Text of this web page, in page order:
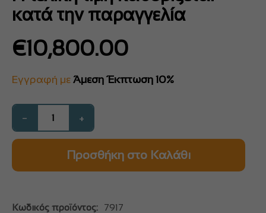
κατά την παραγγελία
€10,800.00
Εγγραφή με Άμεση Έκπτωση 10%
− +
Προσθήκη στο Καλάθι
Κωδικός προϊόντος:
7917